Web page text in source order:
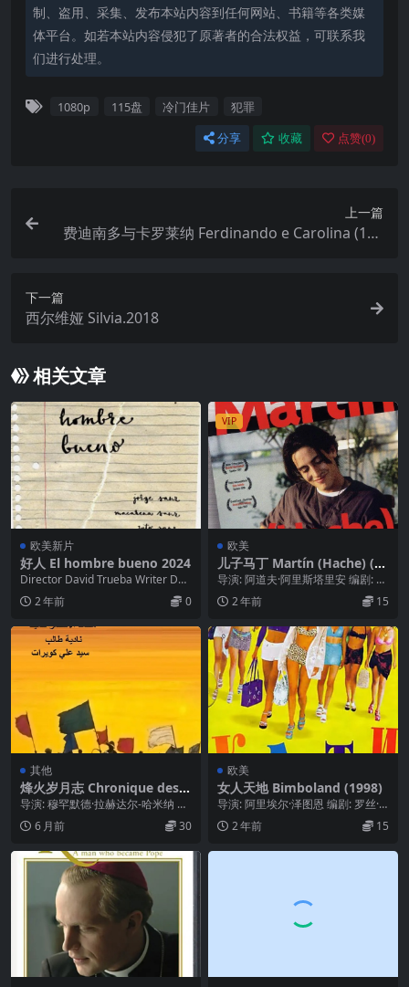
制、盗用、采集、发布本站内容到任何网站、书籍等各类媒
体平台。如若本站内容侵犯了原著者的合法权益，可联系我
们进行处理。
1080p 115盘 冷门佳片 犯罪
分享 收藏 点赞(0)
上一篇
费迪南多与卡罗莱纳 Ferdinando e Carolina (199
下一篇
西尔维娅 Silvia.2018
相关文章
欧美新片
好人 El hombre bueno 2024
Director David Trueba Writer Dav
id Trueb...
2 年前 0
VIP
欧美
儿子马丁 Martín (Hache) (19
97)
导演: 阿道夫·阿里斯塔里安 编剧: 阿
道夫·阿里斯塔里安 / 凯西·萨韦德拉
... 2 年前 15
其他
烽火岁月志 Chronique des a
nnées de braise (1975)
导演: 穆罕默德·拉赫达尔-哈米纳 编
剧: Rachid Boudjedra /...
6 月前 30
欧美
女人天地 Bimboland (1998)
导演: 阿里埃尔·泽图恩 编剧: 罗丝·
博斯 主演: 朱迪丝·戈德雷什 / 奥雷...
2 年前 15